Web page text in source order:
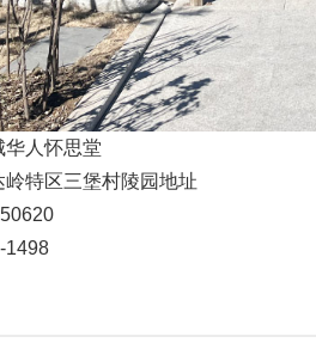
华人怀思堂
特区三堡村陵园地址
1498